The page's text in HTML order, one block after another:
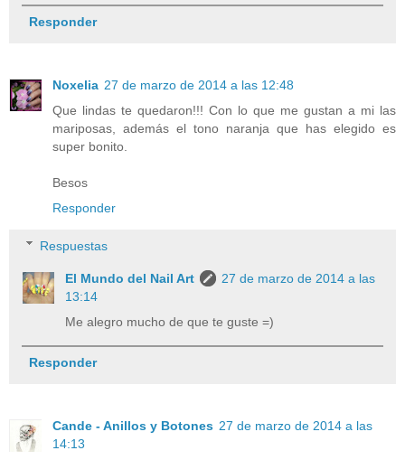
Responder
Noxelia 27 de marzo de 2014 a las 12:48
Que lindas te quedaron!!! Con lo que me gustan a mi las
mariposas, además el tono naranja que has elegido es
super bonito.
Besos
Responder
Respuestas
El Mundo del Nail Art
27 de marzo de 2014 a las
13:14
Me alegro mucho de que te guste =)
Responder
Cande - Anillos y Botones 27 de marzo de 2014 a las
14:13